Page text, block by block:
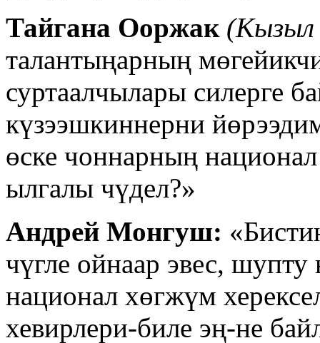
Тайгана Ооржак (Кызыл
талантыңарның
суртаалчылары силерге
күзээшкиннерни
өске чоннарның
ылгалы чүдел?»
Андрей Монгуш:
чүгле ойнаар эвес,
национал хөгжүм
хевирлери-биле эң-не